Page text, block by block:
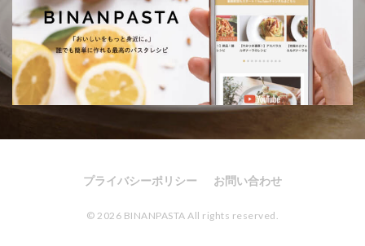
プライバシーポリシー お問い合わせ
© 2026 BINANPASTA All rights reserved.